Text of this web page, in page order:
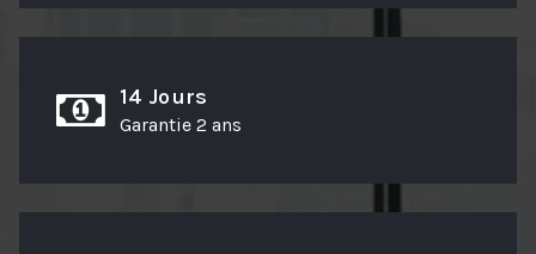
14 Jours
Garantie 2 ans